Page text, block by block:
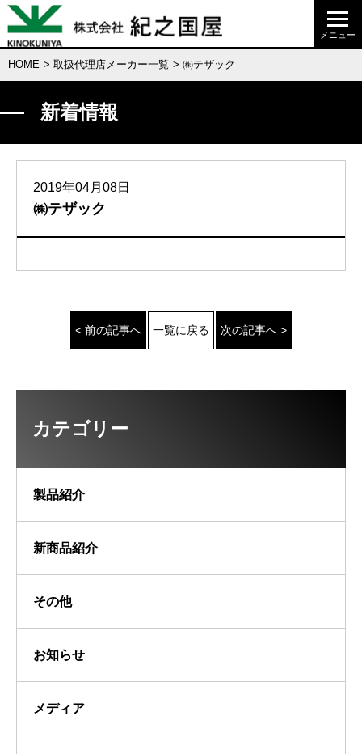
HOME > 取扱代理店メーカー一覧 > ㈱テザック
新着情報
2019年04月08日
㈱テザック
< 前の記事へ 一覧に戻る 次の記事へ >
カテゴリー
製品紹介
新商品紹介
その他
お知らせ
メディア